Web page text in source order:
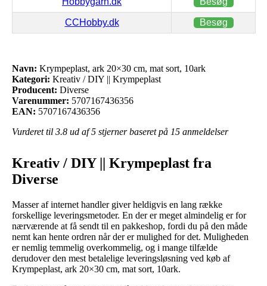
CCHobby.dk Besøg
Navn: Krympeplast, ark 20×30 cm, mat sort, 10ark
Kategori: Kreativ / DIY || Krympeplast
Producent: Diverse
Varenummer: 5707167436356
EAN: 5707167436356
Vurderet til 3.8 ud af 5 stjerner baseret på 15 anmeldelser
Kreativ / DIY || Krympeplast fra
Diverse
Masser af internet handler giver heldigvis en lang række
forskellige leveringsmetoder. En der er meget almindelig er for
nærværende at få sendt til en pakkeshop, fordi du på den måde
nemt kan hente ordren når der er mulighed for det. Muligheden
er nemlig temmelig overkommelig, og i mange tilfælde
derudover den mest betalelige leveringsløsning ved køb af
Krympeplast, ark 20×30 cm, mat sort, 10ark.